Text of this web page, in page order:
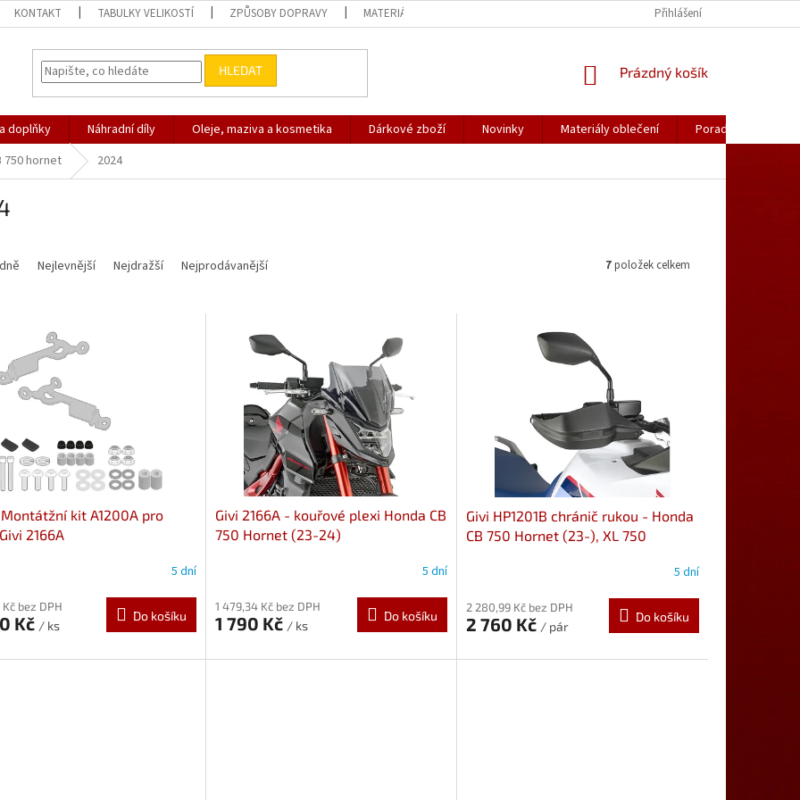
KONTAKT TABULKY VELIKOSTÍ ZPŮSOBY DOPRAVY MATERIÁLY OBLEČENÍ KATALOGY (.PDF)Přihlášení
HLEDAT
NÁKUPNÍ
Prázdný košík
doplňky Náhradní díly Oleje, maziva a kosmetika Dárkové zboží Novinky Materiály oblečení Poradna
750 hornet 2024
Nejlevnější Nejdražší Nejprodávanější 7položek celkem
kit A1200A pro
2166A
5 dní
bez DPH
Kč / ks
Do košíku
Givi 2166A - kouřové plexi Honda CB
750 Hornet (23-24)
5 dní
1 479,34 Kč bez DPH
1 790 Kč / ks
Do košíku
Givi HP1201B chránič rukou - Honda
CB 750 Hornet (23-), XL 750
5 dní
2 280,99 Kč bez DPH
2 760 Kč / pár
Do košíku